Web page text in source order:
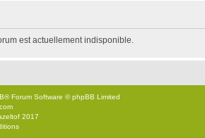
est actuellement indisponible.
® Forum Software © phpBB Limited
2017